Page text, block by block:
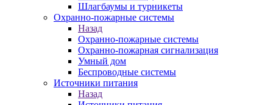
Шлагбаумы и турникеты
Охранно-пожарные системы
Назад
Охранно-пожарные системы
Охранно-пожарная сигнализация
Умный дом
Беспроводные системы
Источники питания
Назад